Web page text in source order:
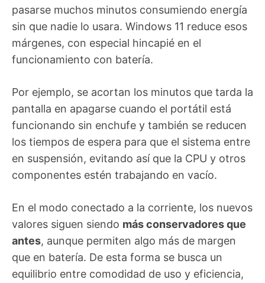
pasarse muchos minutos consumiendo energía
sin que nadie lo usara. Windows 11 reduce esos
márgenes, con especial hincapié en el
funcionamiento con batería.
Por ejemplo, se acortan los minutos que tarda la
pantalla en apagarse cuando el portátil está
funcionando sin enchufe y también se reducen
los tiempos de espera para que el sistema entre
en suspensión, evitando así que la CPU y otros
componentes estén trabajando en vacío.
En el modo conectado a la corriente, los nuevos
valores siguen siendo más conservadores que
antes, aunque permiten algo más de margen
que en batería. De esta forma se busca un
equilibrio entre comodidad de uso y eficiencia,